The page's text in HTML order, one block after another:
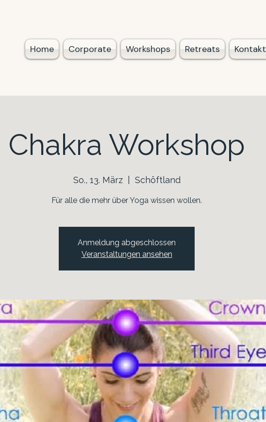
Home Corporate Workshops Retreats Kontakt
Chakra Workshop
So., 13. März
  |
Schöftland
Anmeldung abgeschlossen
Veranstaltungen ansehen